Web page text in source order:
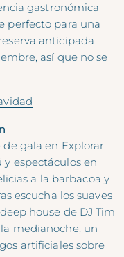
gastronómica
perfecto para una
anticipada
así que no se
gala en Explorar
espectáculos en
a la barbacoa y
escucha los suaves
house de DJ Tim
medianoche, un
artificiales sobre